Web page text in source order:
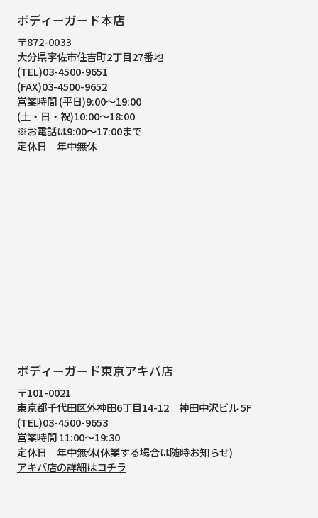
ボディーガード本店
〒872-0033
大分県宇佐市住吉町2丁目27番地
(TEL)03-4500-9651
(FAX)03-4500-9652
営業時間 (平日)9:00～19:00
(土・日・祝)10:00～18:00
※お電話は9:00～17:00まで
定休日 年中無休
ボディーガード東京アキバ店
〒101-0021
東京都千代田区外神田6丁目14-12 神田中沢ビル 5F
(TEL)03-4500-9653
営業時間 11:00～19:30
定休日 年中無休(休業する場合は随時お知らせ)
アキバ店の詳細はコチラ